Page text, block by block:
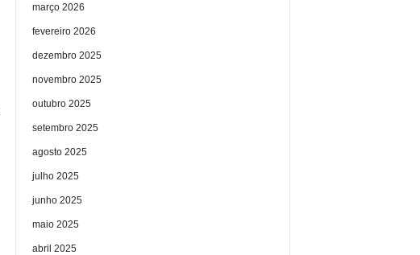
março 2026
fevereiro 2026
dezembro 2025
novembro 2025
outubro 2025
setembro 2025
agosto 2025
julho 2025
junho 2025
maio 2025
abril 2025